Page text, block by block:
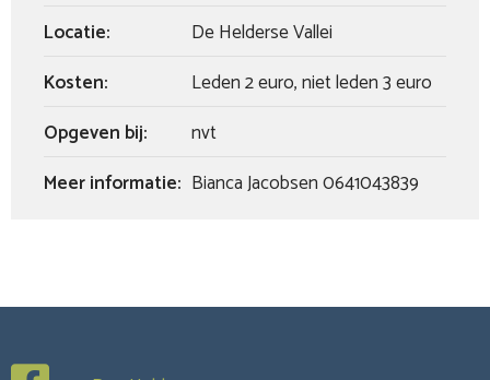
Locatie:
De Helderse Vallei
Kosten:
Leden 2 euro, niet leden 3 euro
Opgeven bij:
nvt
Meer informatie: Bianca Jacobsen 0641043839